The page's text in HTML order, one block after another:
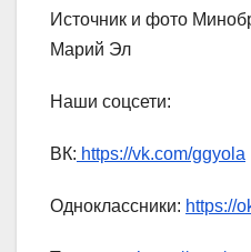
Источник и фото
Марий Эл
Наши соцсети:
ВК: https://vk.com/ggyola
Одноклассники: https://